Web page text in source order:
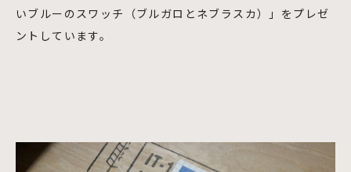
いブルーのスワッチ（ブルガロとネブラスカ）」をプレゼ
ントしています。